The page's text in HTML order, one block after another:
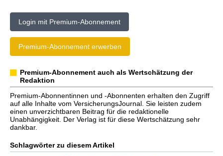
Login mit Premium-Abonnement
Premium-Abonnement erwerben
Premium-Abonnement auch als Wertschätzung der
Redaktion
Premium-Abonnentinnen und -Abonnenten erhalten den Zugriff
auf alle Inhalte vom VersicherungsJournal. Sie leisten zudem
einen unverzichtbaren Beitrag für die redaktionelle
Unabhängigkeit. Der Verlag ist für diese Wertschätzung sehr
dankbar.
Schlagwörter zu diesem Artikel